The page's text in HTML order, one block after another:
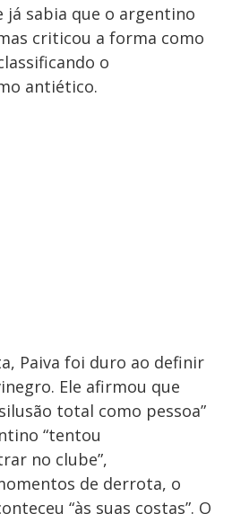
já sabia que o argentino
criticou a forma como
o
antiético.
Paiva foi duro ao definir
Ele afirmou que
total como pessoa”
“tentou
no clube”,
de derrota, o
“às suas costas”. O